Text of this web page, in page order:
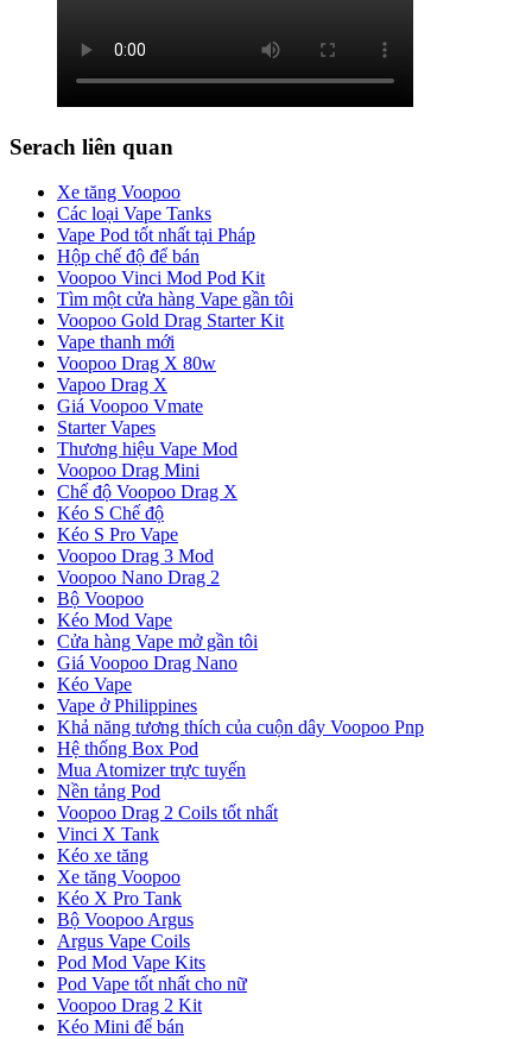
Serach liên quan
Xe tăng Voopoo
Các loại Vape Tanks
Vape Pod tốt nhất tại Pháp
Hộp chế độ để bán
Voopoo Vinci Mod Pod Kit
Tìm một cửa hàng Vape gần tôi
Voopoo Gold Drag Starter Kit
Vape thanh mới
Voopoo Drag X 80w
Vapoo Drag X
Giá Voopoo Vmate
Starter Vapes
Thương hiệu Vape Mod
Voopoo Drag Mini
Chế độ Voopoo Drag X
Kéo S Chế độ
Kéo S Pro Vape
Voopoo Drag 3 Mod
Voopoo Nano Drag 2
Bộ Voopoo
Kéo Mod Vape
Cửa hàng Vape mở gần tôi
Giá Voopoo Drag Nano
Kéo Vape
Vape ở Philippines
Khả năng tương thích của cuộn dây Voopoo Pnp
Hệ thống Box Pod
Mua Atomizer trực tuyến
Nền tảng Pod
Voopoo Drag 2 Coils tốt nhất
Vinci X Tank
Kéo xe tăng
Xe tăng Voopoo
Kéo X Pro Tank
Bộ Voopoo Argus
Argus Vape Coils
Pod Mod Vape Kits
Pod Vape tốt nhất cho nữ
Voopoo Drag 2 Kit
Kéo Mini để bán